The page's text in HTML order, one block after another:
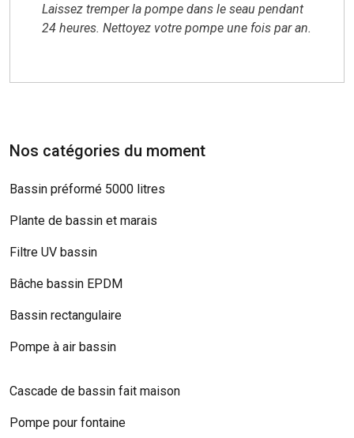
Laissez tremper la pompe dans le seau pendant
24 heures. Nettoyez votre pompe une fois par an.
Nos catégories du moment
Bassin préformé 5000 litres
Plante de bassin et marais
Filtre UV bassin
Bâche bassin EPDM
Bassin rectangulaire
Pompe à air bassin
Cascade de bassin fait maison
Pompe pour fontaine